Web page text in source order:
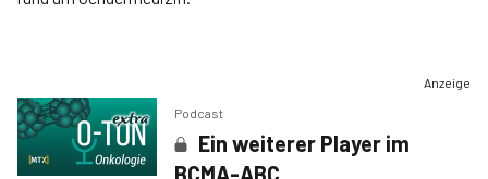
Anzeige
Podcast
Ein weiterer Player im
BCMA-ABC